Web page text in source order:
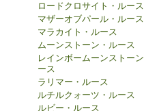
ロードクロサイト・ルース
マザーオブパール・ルース
マラカイト・ルース
ムーンストーン・ルース
レインボームーンストー
ース
ラリマー・ルース
ルチルクォーツ・ルース
ルビー・ルース